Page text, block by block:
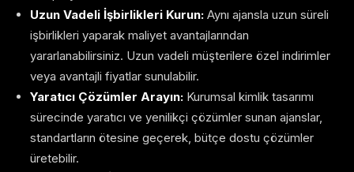
Uzun Vadeli İşbirlikleri Kurun: Aynı ajansla uzun süreli
işbirlikleri yaparak maliyet avantajlarından
yararlanabilirsiniz. Uzun vadeli müşterilere özel indirimler
veya avantajli fiyatlar sunulabilir.
Yaratıcı Çözümler Arayın: Kurumsal kimlik tasarımı
sürecinde yaratıcı ve yenilikçi çözümler sunan ajanslar,
standartların ötesine geçerek, bütçe dostu çözümler
üretebilir.